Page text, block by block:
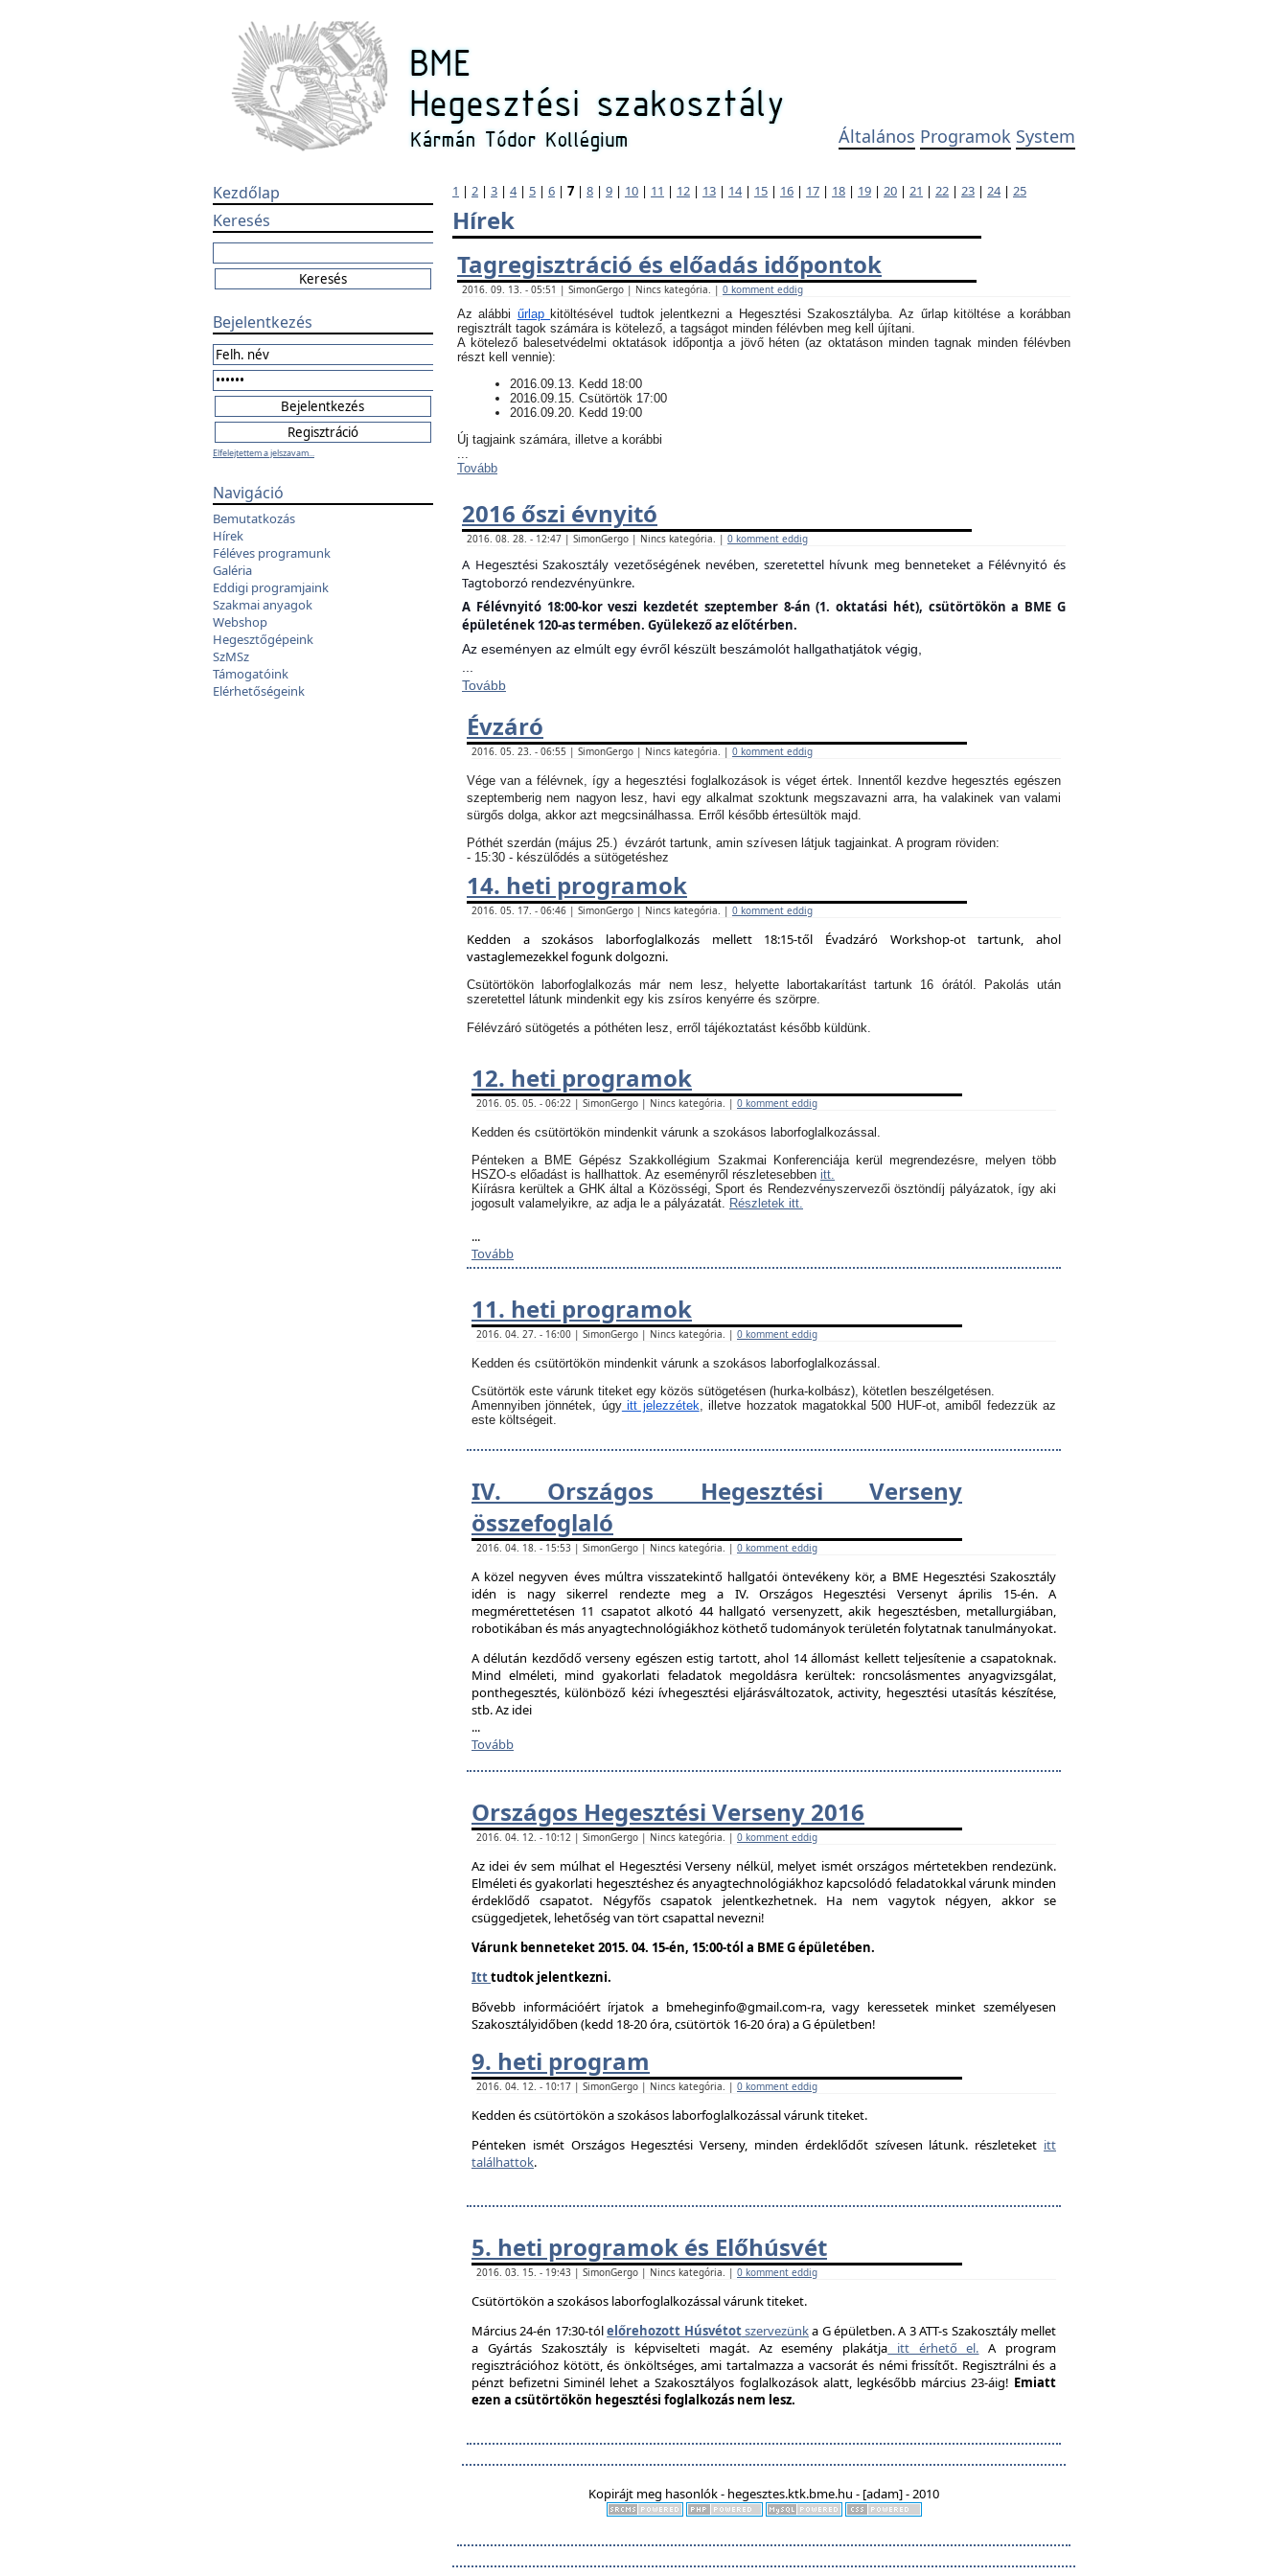
Általános Programok System
Kezdőlap
Keresés
Bejelentkezés
Elfelejtettem a jelszavam...
Navigáció
Bemutatkozás
Hírek
Féléves programunk
Galéria
Eddigi programjaink
Szakmai anyagok
Webshop
Hegesztőgépeink
SzMSz
Támogatóink
Elérhetőségeink
1 | 2 | 3 | 4| 5 | 6 | 7 | 8 | 9 | 10 | 11 | 12 | 13 | 14| 15 | 16 | 17 | 18 | 19 | 20 | 21 | 22 | 23 | 24| 25
Hírek
Tagregisztráció és előadás időpontok
2016. 09. 13. - 05:51 | SimonGergo | Nincs kategória. | 0 komment eddig
Az alábbi űrlap kitöltésével tudtok jelentkezni a Hegesztési Szakosztályba. Az űrlap kitöltése a korábban
regisztrált tagok számára is kötelező, a tagságot minden félévben meg kell újítani.
​A kötelező balesetvédelmi oktatások időpontja a jövő héten (az oktatáson minden tagnak minden félévben
részt kell vennie):
​2016.09.13. Kedd 18:00
2016.09.15. Csütörtök 17:00
2016.09.20. Kedd 19:00
Új tagjaink számára, illetve a korábbi
...
Tovább
2016 őszi évnyitó
2016. 08. 28. - 12:47 | SimonGergo | Nincs kategória. | 0 komment eddig
A Hegesztési Szakosztály vezetőségének nevében, szeretettel hívunk meg benneteket a Félévnyitó és
Tagtoborzó rendezvényünkre.
A Félévnyitó 18:00-kor veszi kezdetét szeptember 8-án (1. oktatási hét), csütörtökön a BME G
épületének 120-as termében. Gyülekező az előtérben.
Az eseményen az elmúlt egy évről készült beszámolót hallgathatjátok végig,
Tovább
Évzáró
2016. 05. 23. - 06:55 | SimonGergo | Nincs kategória. | 0 komment eddig
Vége van a félévnek, így a hegesztési foglalkozások is véget értek. Innentől kezdve hegesztés egészen
szeptemberig nem nagyon lesz, havi egy alkalmat szoktunk megszavazni arra, ha valakinek van valami
sürgős dolga, akkor azt megcsinálhassa. Erről később értesültök majd.
Póthét szerdán (május 25.) évzárót tartunk, amin szívesen látjuk tagjainkat. A program röviden:
- 15:30 - készülődés a sütögetéshez
14. heti programok
2016. 05. 17. - 06:46 | SimonGergo | Nincs kategória. | 0 komment eddig
Kedden a szokásos laborfoglalkozás mellett 18:15-től Évadzáró Workshop-ot tartunk, ahol
vastaglemezekkel fogunk dolgozni.
Csütörtökön laborfoglalkozás már nem lesz, helyette labortakarítást tartunk 16 órától. Pakolás után
szeretettel látunk mindenkit egy kis zsíros kenyérre és szörpre.
Félévzáró sütögetés a póthéten lesz, erről tájékoztatást később küldünk.
12. heti programok
2016. 05. 05. - 06:22 | SimonGergo | Nincs kategória. | 0 komment eddig
Kedden és csütörtökön mindenkit várunk a szokásos laborfoglalkozással.
Pénteken a BME Gépész Szakkollégium Szakmai Konferenciája kerül megrendezésre, melyen több
HSZO-s előadást is hallhattok. Az eseményről részletesebben itt.
Kiírásra kerültek a GHK által a Közösségi, Sport és Rendezvényszervezői ösztöndíj pályázatok, így aki
jogosult valamelyikre, az adja le a pályázatát. Részletek itt.
...
Tovább
11. heti programok
2016. 04. 27. - 16:00 | SimonGergo | Nincs kategória. | 0 komment eddig
Kedden és csütörtökön mindenkit várunk a szokásos laborfoglalkozással.
Csütörtök este várunk titeket egy közös sütögetésen (hurka-kolbász), kötetlen beszélgetésen.
Amennyiben jönnétek, úgyitt jelezzétek, illetve hozzatok magatokkal 500 HUF-ot, amiből fedezzük az
este költségeit.
IV. Országos Hegesztési Verseny
összefoglaló
2016. 04. 18. - 15:53 | SimonGergo | Nincs kategória. | 0 komment eddig
A közel negyven éves múltra visszatekintő hallgatói öntevékeny kör, a BME Hegesztési Szakosztály
idén is nagy sikerrel rendezte meg a IV. Országos Hegesztési Versenyt április 15-én. A
megmérettetésen 11 csapatot alkotó 44 hallgató versenyzett, akik hegesztésben, metallurgiában,
robotikában és más anyagtechnológiákhoz köthető tudományok területén folytatnak tanulmányokat.
A délután kezdődő verseny egészen estig tartott, ahol 14 állomást kellett teljesítenie a csapatoknak.
Mind elméleti, mind gyakorlati feladatok megoldásra kerültek: roncsolásmentes anyagvizsgálat,
ponthegesztés, különböző kézi ívhegesztési eljárásváltozatok, activity, hegesztési utasítás készítése,
stb. Az idei
...
Tovább
Országos Hegesztési Verseny 2016
2016. 04. 12. - 10:12 | SimonGergo | Nincs kategória. | 0 komment eddig
Az idei év sem múlhat el Hegesztési Verseny nélkül, melyet ismét országos mértetekben rendezünk.
Elméleti és gyakorlati hegesztéshez és anyagtechnológiákhoz kapcsolódó feladatokkal várunk minden
érdeklődő csapatot. Négyfős csapatok jelentkezhetnek. Ha nem vagytok négyen, akkor se
csüggedjetek, lehetőség van tört csapattal nevezni!
Várunk benneteket 2015. 04. 15-én, 15:00-tól a BME G épületében.
Itttudtok jelentkezni.
Bővebb információért írjatok a bmeheginfo@gmail.com-ra, vagy keressetek minket személyesen
Szakosztályidőben (kedd 18-20 óra, csütörtök 16-20 óra) a G épületben!
9. heti program
2016. 04. 12. - 10:17 | SimonGergo | Nincs kategória. | 0 komment eddig
Kedden és csütörtökön a szokásos laborfoglalkozással várunk titeket.
Pénteken ismét Országos Hegesztési Verseny, minden érdeklődőt szívesen látunk. részleteket itt
találhattok.
5. heti programok és Előhúsvét
2016. 03. 15. - 19:43 | SimonGergo | Nincs kategória. | 0 komment eddig
Csütörtökön a szokásos laborfoglalkozással várunk titeket.
Március 24-én 17:30-tólelőrehozott Húsvétotszervezünka G épületben. A 3 ATT-s Szakosztály mellet
a Gyártás Szakosztály is képviselteti magát. Az esemény plakátja itt érhető el. A program
regisztrációhoz kötött, és önköltséges, ami tartalmazza a vacsorát és némi frissítőt. Regisztrálni és a
pénzt befizetni Siminél lehet a Szakosztályos foglalkozások alatt, legkésőbb március 23-áig! Emiatt
ezen a csütörtökön hegesztési foglalkozás nem lesz.
Kopirájt meg hasonlók - hegesztes.ktk.bme.hu - [adam] - 2010